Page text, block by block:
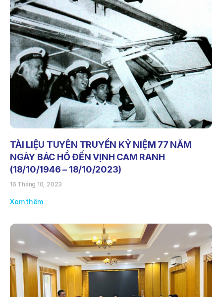
TÀI LIỆU TUYÊN TRUYỀN KỶ NIỆM 77 NĂM
NGÀY BÁC HỒ ĐẾN VỊNH CAM RANH
(18/10/1946 – 18/10/2023)
16 Tháng 10, 2023
Xem thêm